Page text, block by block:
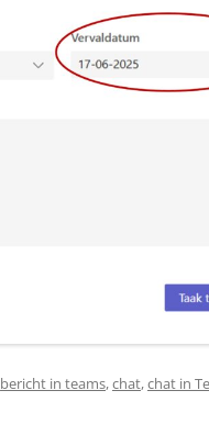
bericht in teams,chat,chat in